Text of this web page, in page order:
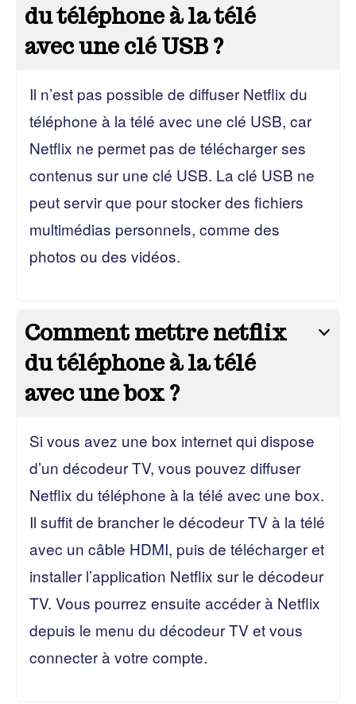
du téléphone à la télé
avec une clé USB ?
Il n’est pas possible de diffuser Netflix du
téléphone à la télé avec une clé USB, car
Netflix ne permet pas de télécharger ses
contenus sur une clé USB. La clé USB ne
peut servir que pour stocker des fichiers
multimédias personnels, comme des
photos ou des vidéos.
Comment mettre netflix
du téléphone à la télé
avec une box ?
Si vous avez une box internet qui dispose
d’un décodeur TV, vous pouvez diffuser
Netflix du téléphone à la télé avec une box.
Il suffit de brancher le décodeur TV à la télé
avec un câble HDMI, puis de télécharger et
installer l’application Netflix sur le décodeur
TV. Vous pourrez ensuite accéder à Netflix
depuis le menu du décodeur TV et vous
connecter à votre compte.